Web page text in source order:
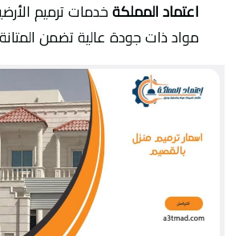
اعتماد المملكة خدمات ترميم
مواد ذات جودة عالية تضمن المتانة